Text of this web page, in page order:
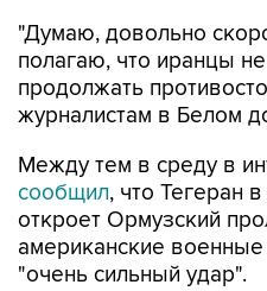
"Думаю, довольно
полагаю, что иранцы
продолжать
журналистам в Белом
Между тем в среду в
сообщил, что Тегеран
откроет Ормузский
американские
"очень сильный удар".